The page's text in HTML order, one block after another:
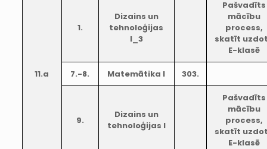
11.a
1.
Dizains un
tehnoloģijas
I_3
Pašvadīts
mācību
process,
skatīt
E-klasē
7.-8. Matemātika I 303.
9.
Dizains un
tehnoloģijas I
Pašvadīts
mācību
process,
skatīt
E-klasē